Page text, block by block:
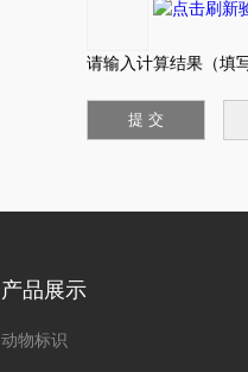
请输入计算结果（填
产品展示
动物标识